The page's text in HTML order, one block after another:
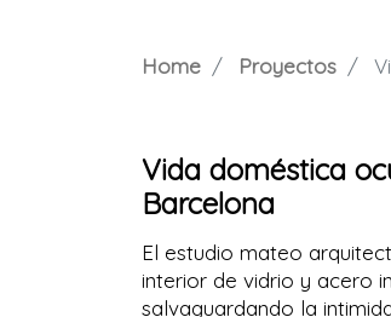
Home Proyectos
Vida doméstica
Barcelona
El estudio mateo
interior de vidrio y acero
salvaguardando la